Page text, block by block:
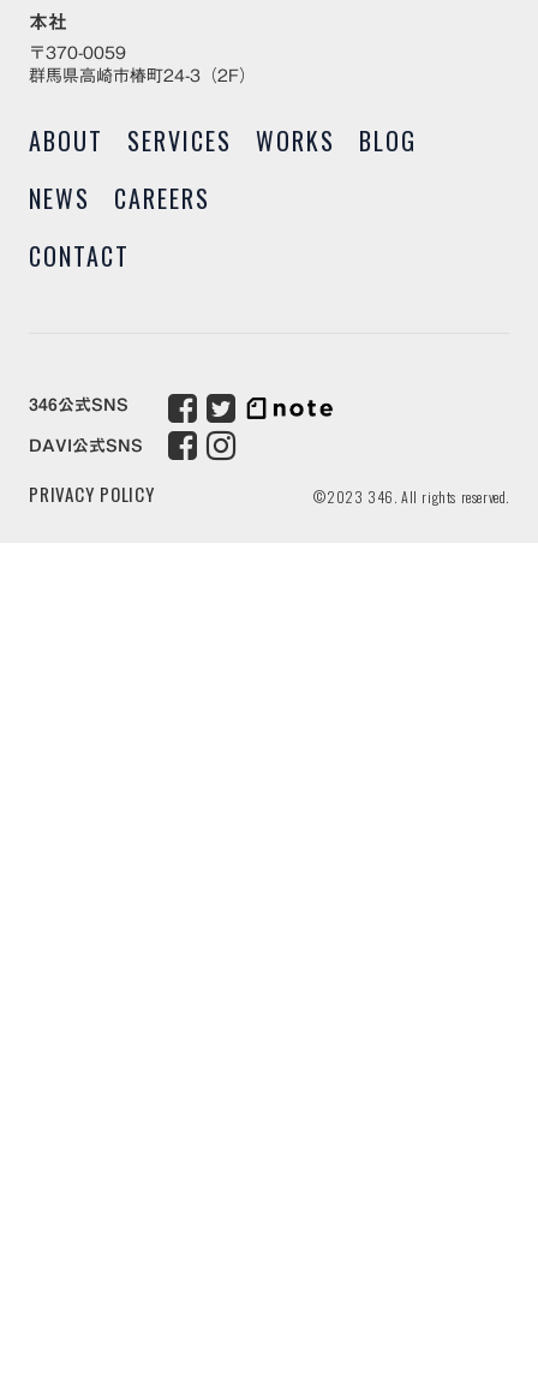
本社
〒370-0059
群馬県高崎市椿町24-3（2F）
ABOUT SERVICES WORKS
BLOG
NEWS
CAREERS
CONTACT
346公式SNS
DAVI公式SNS
PRIVACY POLICY ©2023 346. All rights reserved.